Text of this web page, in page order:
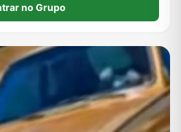
no Grupo